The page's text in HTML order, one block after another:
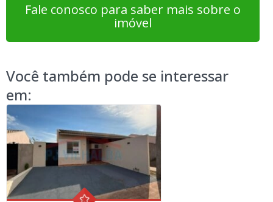
Fale conosco para saber mais sobre o
imóvel
Você também pode se interessar
em: